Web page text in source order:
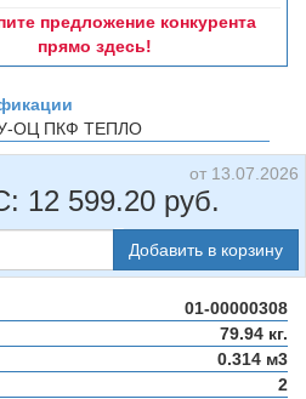
предложение конкурента
прямо здесь!
ОЦ ПКФ ТЕПЛО
от 13.07.2026
12 599.20руб.
Добавить в корзину
01-00000308
79.94 кг.
0.314 м3
2